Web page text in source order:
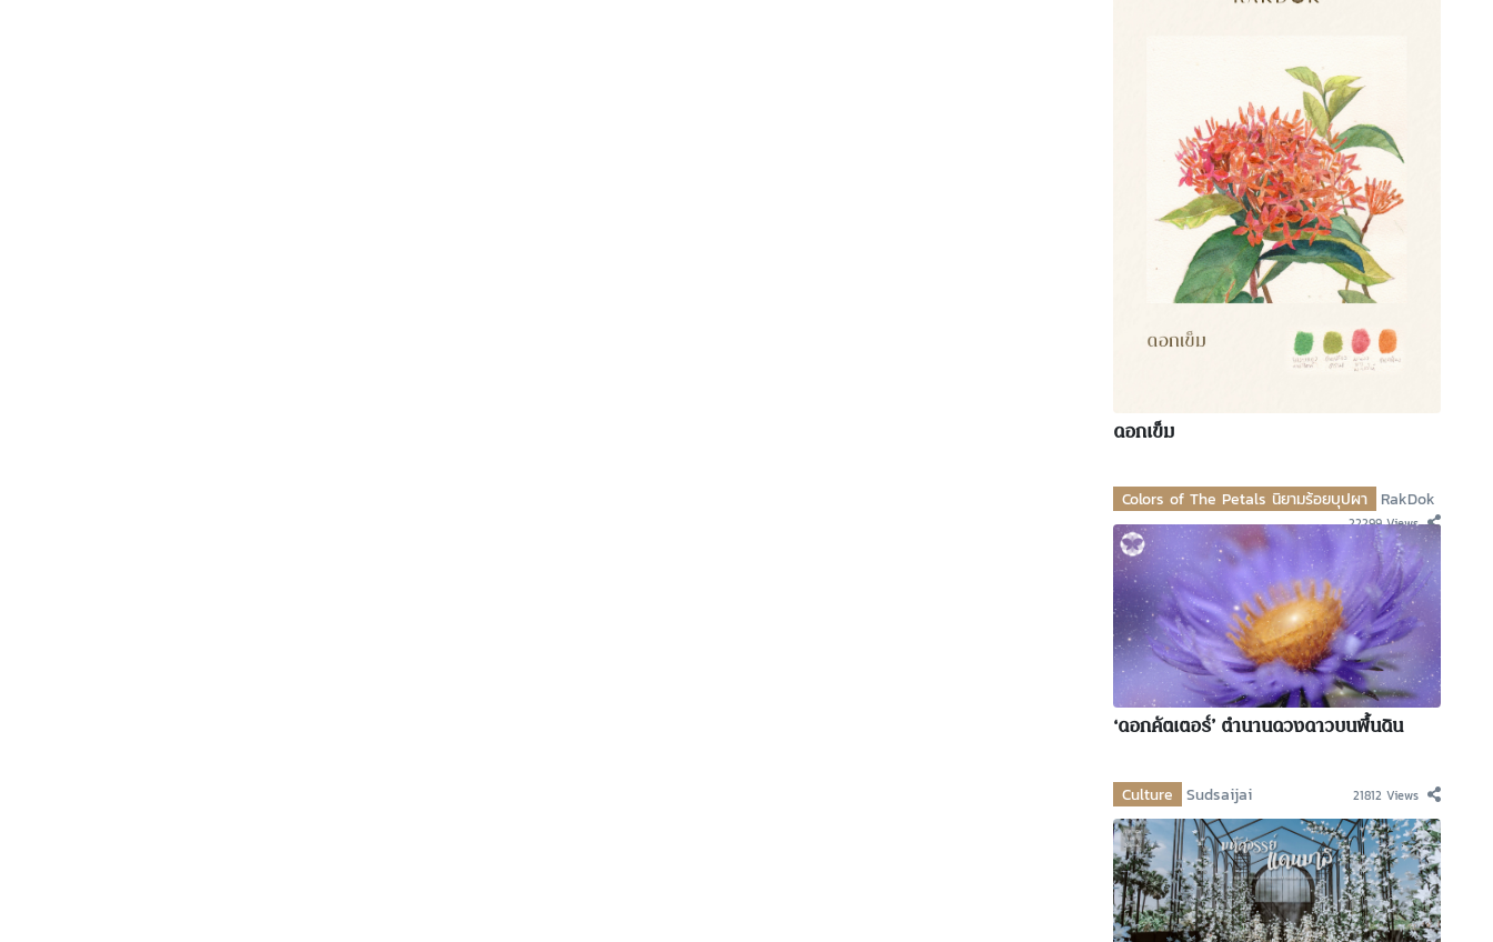
ดอกเข็ม
Colors of The Petals นิยามร้อยบุปผา RakDok
22299 Views
‘ดอกคัตเตอร์’ ตำนานดวงดาวบนพื้นดิน
Culture Sudsaijai 21812 Views